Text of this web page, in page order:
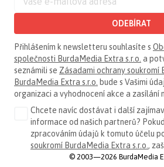
ODEBÍRAT
Přihlášením k newsletteru souhlasíte s
společnosti BurdaMedia Extra s.r.o. a
seznámili se Zásadami ochrany soukromí
BurdaMedia Extra s.r.o. bude s Vašimi
organizaci a vyhodnocení akce a zasílání
Chcete navíc dostávat i další
informace od našich partnerů?
zpracováním údajů k tomuto účelu
soukromí BurdaMedia Extra s.r.o.,
© 2003—2026 BurdaMedia